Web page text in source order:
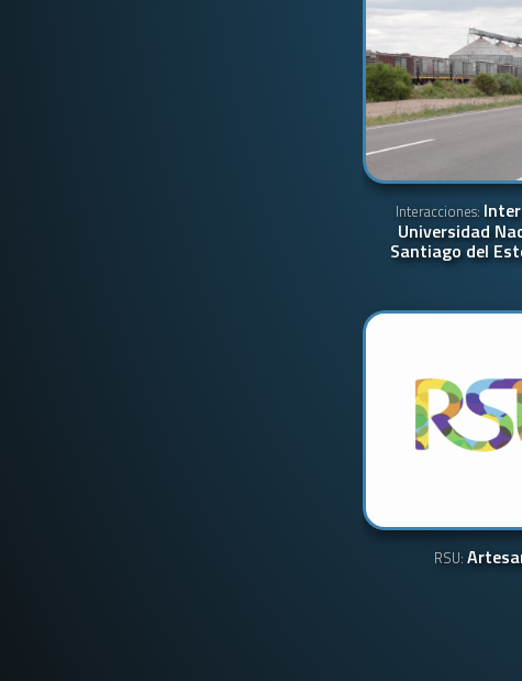
Interacciones:
Universidad
Santiago del
RSU: